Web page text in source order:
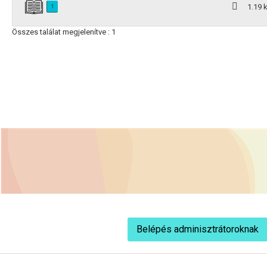
1 1.19 k
Összes találat megjelenítve : 1
Belépés adminisztrátoroknak